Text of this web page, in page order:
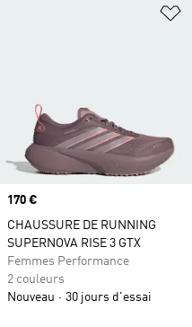
Prix
170 €
CHAUSSURE DE RUNNING
SUPERNOVA RISE 3 GTX
Femmes Performance
2 couleurs
Nouveau
30 jours d'essai